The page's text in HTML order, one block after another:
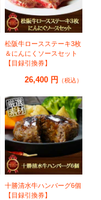
松阪牛ロースステーキ3枚
＆にんにくソースセット
【目録引換券】
26,400 円 （税込）
十勝清水牛ハンバーグ6個
【目録引換券】